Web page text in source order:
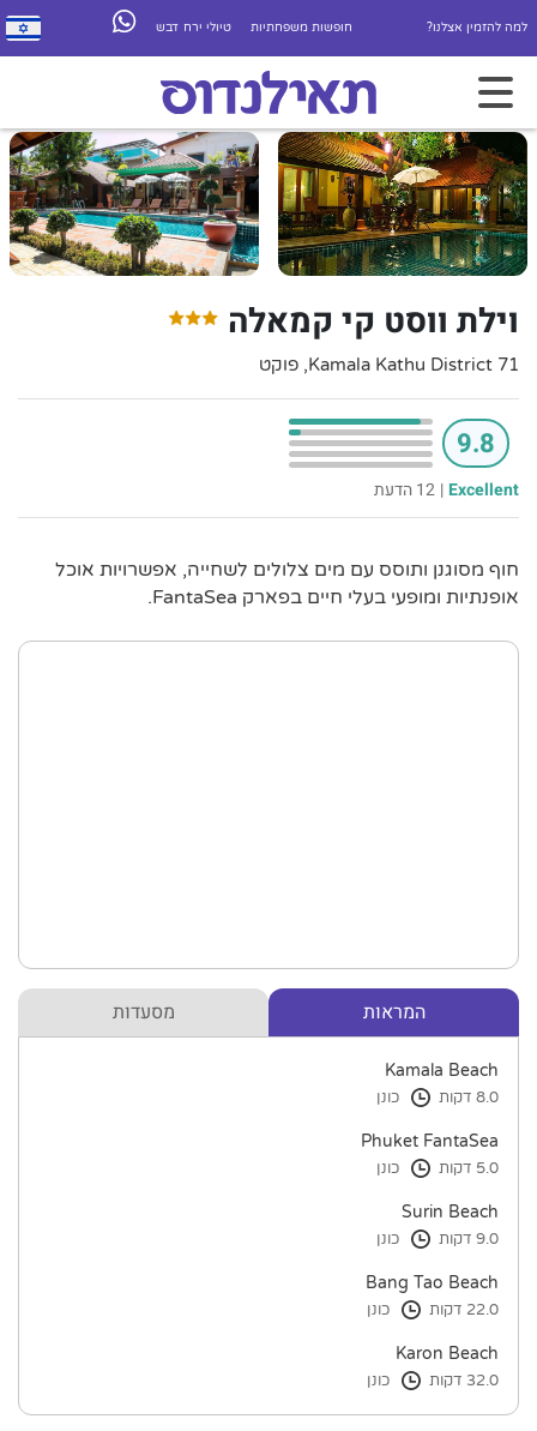
למה להזמין אצלנו? חופשות משפחתיות טיולי ירח דבש
וילת ווסט קי קמאלה
71 Kamala Kathu District, פוקט
9.8
Excellent
| 12 הדעת
חוף מסוגנן ותוסס עם מים צלולים לשחייה, אפשרויות אוכל
אופנתיות ומופעי בעלי חיים בפארק FantaSea.
המראות מסעדות
Kamala Beach
8.0 דקות כונן
Phuket FantaSea
5.0 דקות כונן
Surin Beach
9.0 דקות כונן
Bang Tao Beach
22.0 דקות כונן
Karon Beach
32.0 דקות כונן